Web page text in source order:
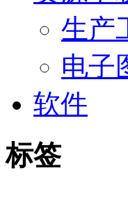
生产
电子
软件
标签